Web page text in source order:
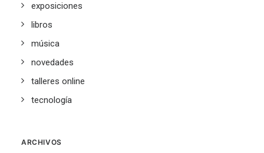
exposiciones
libros
música
novedades
talleres online
tecnología
ARCHIVOS